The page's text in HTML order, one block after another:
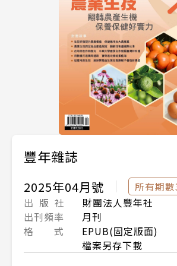
豐年雜誌
2025年04月號
所有期
出 版 社
財團法人豐年社
出刊頻率
月刊
格 式
EPUB(固定版面)
檔案另存下載